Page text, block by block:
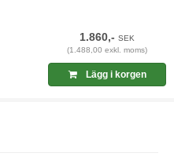
1.860,-SEK
(1.488,00 exkl. moms)
Lägg i korgen